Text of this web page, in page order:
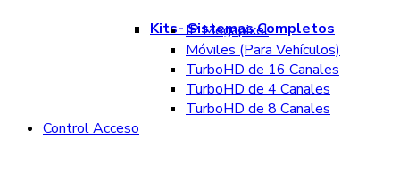
Kits- Sistemas Completos
IP Megapixel
Móviles (Para Vehículos)
TurboHD de 16 Canales
TurboHD de 4 Canales
TurboHD de 8 Canales
Control Acceso